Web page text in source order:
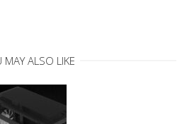
MAY ALSO LIKE